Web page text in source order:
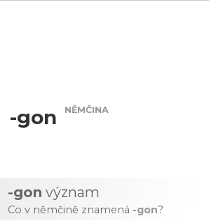
-gon NĚMČINA
-gon význam
Co v němčině znamená -gon?